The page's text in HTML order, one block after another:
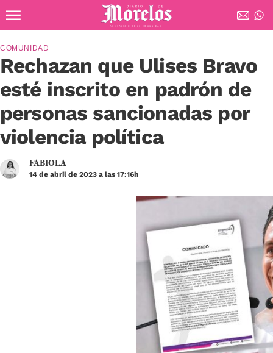
Diario de Morelos
Rechazan que Ulises Bravo
esté inscrito en padrón de
personas sancionadas por
violencia política
COMUNIDAD
FABIOLA
14 de abril de 2023 a las 17:16h